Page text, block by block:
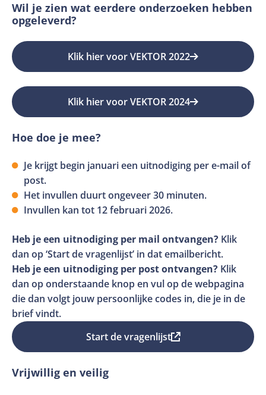
Wil je zien wat eerdere onderzoeken hebben
opgeleverd?
Klik hier voor VEKTOR 2022
Deze
opent
in
tabblad
Klik hier voor VEKTOR 2024
Deze
nieuw
tabblad
Hoe doe je mee?
Je krijgt begin januari een uitnodiging per e-mail of
post.
Het invullen duurt ongeveer 30 minuten.
Invullen kan tot 12 februari 2026.
Heb je een uitnodiging per mail ontvangen? Klik
dan op ‘Start de vragenlijst’ in dat emailbericht.
Heb je een uitnodiging per post ontvangen? Klik
dan op onderstaande knop en vul op de webpagina
die dan volgt jouw persoonlijke codes in, die je in de
brief vindt.
Start de vragenlijst
Deze
Vrijwillig en veilig